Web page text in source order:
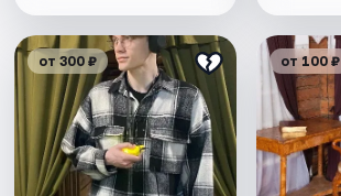
от 300 ₽ от 100 ₽